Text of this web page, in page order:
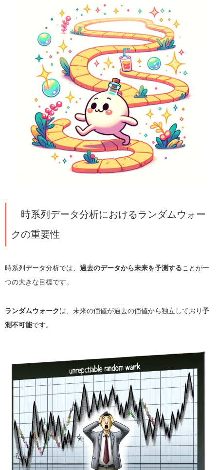
時系列データ分析におけるランダムウォー
クの重要性
時系列データ分析では、 過去のデータから未来を予測することが一
つの大きな目標です。
ランダムウォークは、未来の価値が過去の価値から独立しており予
測不可能です。